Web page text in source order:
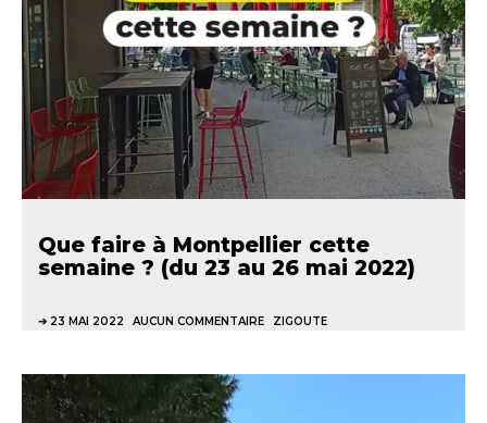
Que faire à Montpellier cette
semaine ? (du 23 au 26 mai 2022)
23 MAI 2022 AUCUN COMMENTAIRE ZIGOUTE